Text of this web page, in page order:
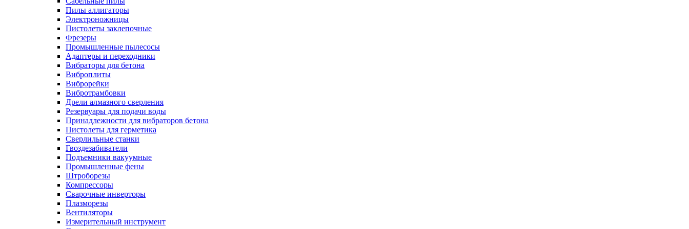
Пилы аллигаторы
Электроножницы
Пистолеты заклепочные
Фрезеры
Промышленные пылесосы
Адаптеры и переходники
Вибраторы для бетона
Виброплиты
Виброрейки
Вибротрамбовки
Дрели алмазного сверления
Резервуары для подачи воды
Принадлежности для вибраторов бетона
Пистолеты для герметика
Сверлильные станки
Гвоздезабиватели
Подъемники вакуумные
Промышленные фены
Штроборезы
Компрессоры
Сварочные инверторы
Плазморезы
Вентиляторы
Измерительный инструмент